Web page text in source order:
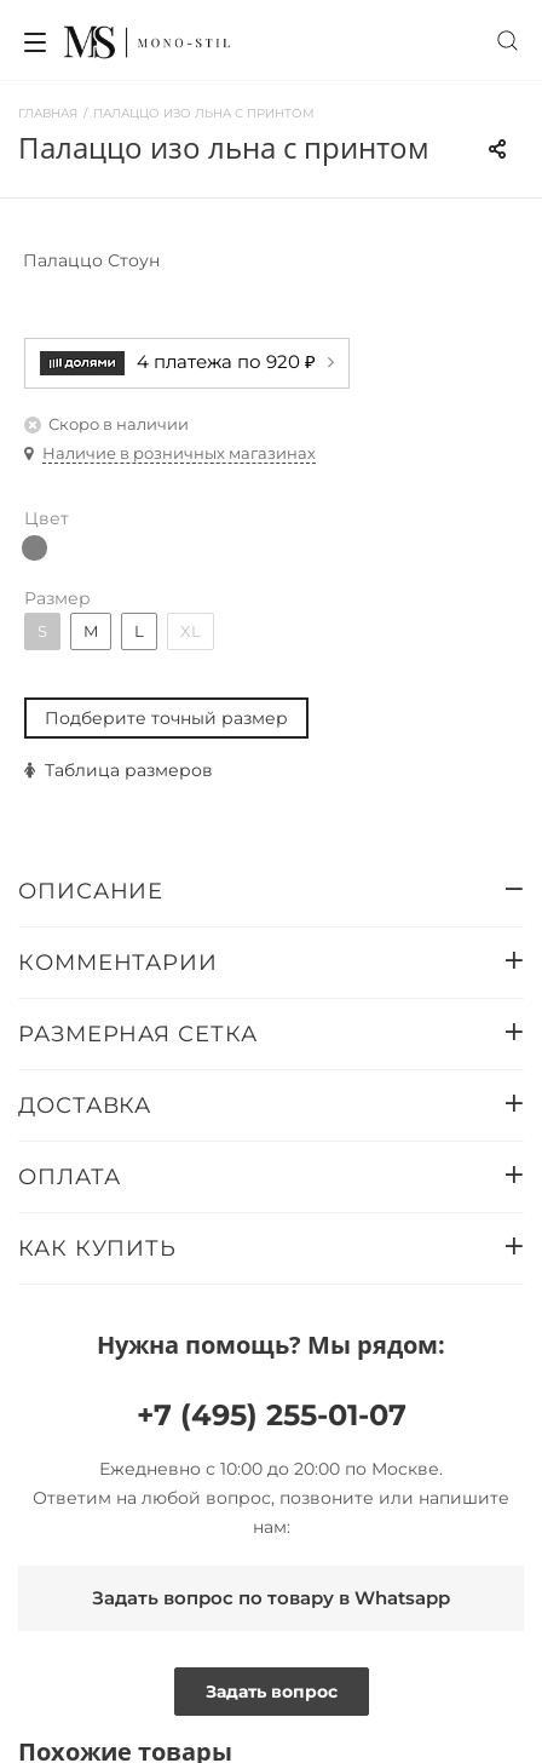
ГЛАВНАЯ / ПАЛАЦЦО ИЗО ЛЬНА С ПРИНТОМ
палаццо изо льна с принтом
Палаццо Стоун
4 платежа по 920 ₽
Скоро в наличии
Наличие в розничных магазинах
Цвет
Размер
S M L XL
Подберите точный размер
Таблица размеров
ОПИСАНИЕ
КОММЕНТАРИИ
РАЗМЕРНАЯ СЕТКА
ДОСТАВКА
ОПЛАТА
КАК КУПИТЬ
Нужна помощь? Мы рядом:
+7 (495) 255-01-07
Ежедневно с 10:00 до 20:00 по Москве.
Ответим на любой вопрос, позвоните или напишите
нам:
Задать вопрос по товару в Whatsapp
Задать вопрос
Похожие товары